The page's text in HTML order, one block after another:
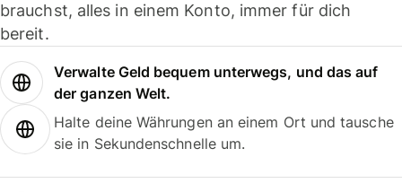
brauchst, alles in einem Konto, immer für dich
bereit.
Verwalte Geld bequem unterwegs, und das auf
der ganzen Welt.
Halte deine Währungen an einem Ort und tausche
sie in Sekundenschnelle um.